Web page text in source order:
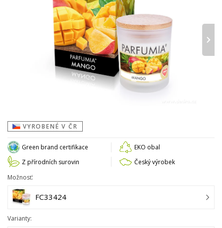
›
VYROBENÉ V ČR
Green brand certifikace
EKO obal
Z přírodních surovin
Český výrobek
Možnosť:
FC33424
Varianty: